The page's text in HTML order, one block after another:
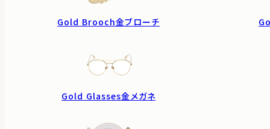
Gold Brooch金ブローチ
Gold Glasses金メガネ